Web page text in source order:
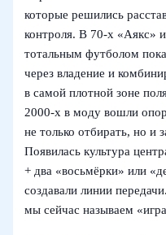
которые решились
контроля. В 70‑х «Аякс»
тотальным футболом
через владение и
в самой плотной зоне
2000‑х в моду вошли
не только отбирать, но и
Появилась культура
+ два «восьмёрки» или
создавали линии
мы сейчас называем